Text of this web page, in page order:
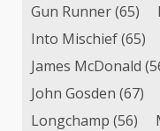
Gun Runner(65)
Into Mischief(65)
James McDonald
John Gosden (67)
Longchamp (56)